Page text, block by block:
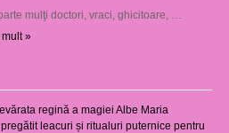
mulţi doctori, vraci, ghicitoare, …
»
regină a magiei Albe Maria
leacuri și ritualuri puternice pentru